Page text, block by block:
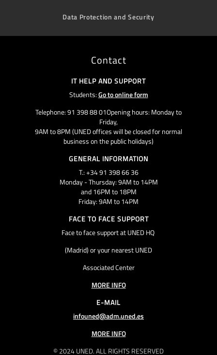
Data Protection and Security
© 2024 UNED. ALL RIGHTS RESERVED
Contact
IT HELP AND SUPPORT
Students:Go to online form
Telephone: 91 398 88 01Opening hours: Monday to
Friday,
9AM to 8PM (UNED offices will be closed for normal
business on the public holidays)
GENERAL INFORMATION
T.: +34 91 398 66 36
Monday - Thursday: 9AM to 14PM
and 16PM to 18PM
Friday: 9AM to 14PM
FACE TO FACE SUPPORT
Face to face support at UNED HQ
(Madrid) or your nearest UNED
Associated Center
MORE INFO
E-MAIL
infouned@adm.uned.es
MORE INFO